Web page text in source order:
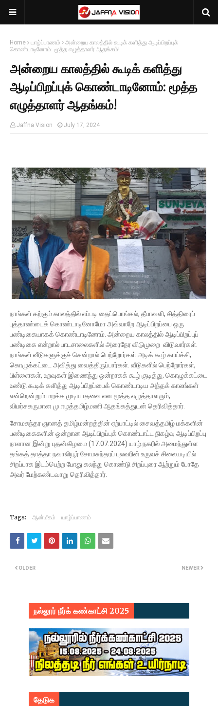
Home யாழ்ப்பாணம்
அன்றைய காலத்தில் கூடிக் களித்து ஆடிப்பிறப்புக்
கொண்டாடினோம்: மூத்த எழுத்தாளர் ஆதங்கம்!
அன்றைய காலத்தில் கூடிக் களித்து
ஆடிப்பிறப்புக் கொண்டாடினோம்: மூத்த
எழுத்தாளர் ஆதங்கம்!
Jaffna Vision July 17, 2024
நாங்கள் கற்கும் காலத்தில் எப்படி தைப்பொங்கல், தீபாவளி, சித்திரைப்
புத்தாண்டைக் கொண்டாடினோமோ அவ்வாறே ஆடிப்பிறப்பை ஒரு
பண்டிகையாகக் கொண்டாடினோம். அன்றைய காலத்தில் ஆடிப்பிறப்புப்
பண்டிகை என்றால் பாடசாலைகளில் அரைநேர விடுமுறை விடுவார்கள்.
நாங்கள் வீடுகளுக்குச் சென்றால் பெற்றோர்கள் அடிக் கூழ் காய்ச்சி,
கொழுக்கட்டை அவித்து வைத்திருப்பார்கள். வீடுகளில் பெற்றோர்கள்,
பிள்ளைகள், உறவுகள் இணைந்து ஒன்றாகக் கூழ் குடித்து, கொழுக்கட்டை
உண்டு கூடிக் களித்து ஆடிப்பிறப்பைக் கொண்டாடிய அந்தக் காலங்கள்
என்றென்றும் மறக்க முடியாதவை என மூத்த எழுத்தாளரும்,
விமர்சகருமான மு.ஈழத்தமிழ்மணி ஆதங்கத்துடன் தெரிவித்தார்.
சோமசுந்தர ஞானத் தமிழ்மன்றத்தின் ஏற்பாட்டில் சைவத்தமிழ் மக்களின்
பண்டிகைகளின் ஒன்றான ஆடிப்பிறப்புக் கொண்டாட்ட நிகழ்வு ஆடிப்பிறப்பு
நாளான இன்று புதன்கிழமை (17.07.2024) யாழ்.நகரில் அமைந்துள்ள
தங்கத் தாத்தா நவாலியூர் சோமசுந்தரப் புலவரின் உருவச் சிலையடியில்
சிறப்பாக இடம்பெற்ற போது கலந்து கொண்டு சிறப்புரை ஆற்றும் போதே
அவர் மேற்கண்டவாறு தெரிவித்தார்.
Tags: ஆன்மீகம் யாழ்ப்பாணம்
NEWER
OLDER
நல்லூர் நீர்க் கண்காட்சி 2025
தேடுக